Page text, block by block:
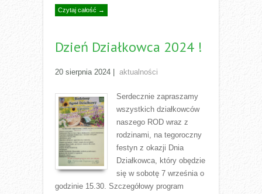
Czytaj całość →
Dzień Działkowca 2024 !
20 sierpnia 2024 aktualności
Serdecznie zapraszamy
wszystkich działkowców
naszego ROD wraz z
rodzinami, na tegoroczny
festyn z okazji Dnia
Działkowca, który obędzie
się w sobotę 7 września o
godzinie 15.30. Szczegółowy program